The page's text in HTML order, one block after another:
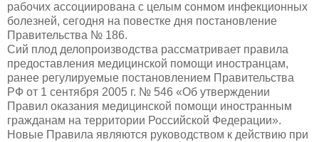
рабочих ассоциирована с целым сонмом инфекционных
болезней, сегодня на повестке дня постановление
Правительства № 186.
Сий плод делопроизводства рассматривает правила
предоставления медицинской помощи иностранцам,
ранее регулируемые постановлением Правительства
РФ от 1 сентября 2005 г. № 546 «Об утверждении
Правил оказания медицинской помощи иностранным
гражданам на территории Российской Федерации».
Новые Правила являются руководством к действию при